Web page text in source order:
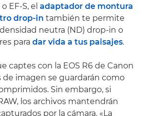
EF-S, el adaptador de montura
drop-in también te permite
neutra (ND) drop-in o
para dar vida a tus paisajes.
captes con la EOS R6 de Canon
de imagen se guardarán como
Sin embargo, si
los archivos mantendrán
por la cámara. «La